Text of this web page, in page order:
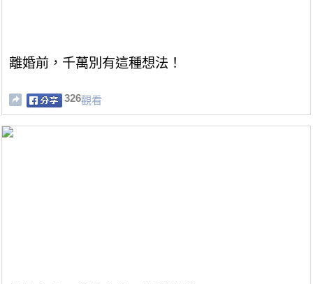
離婚前，千萬別有這種想法！
326觀看